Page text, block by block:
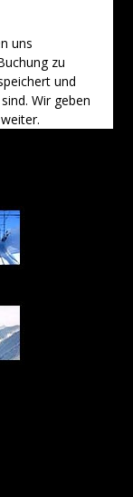
uns
zu
und
Wir geben